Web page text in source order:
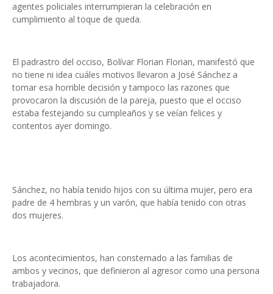
agentes policiales interrumpieran la celebración en
cumplimiento al toque de queda.
El padrastro del occiso, Bolívar Florian Florian, manifestó que
no tiene ni idea cuáles motivos llevaron a José Sánchez a
tomar esa horrible decisión y tampoco las razones que
provocaron la discusión de la pareja, puesto que el occiso
estaba festejando su cumpleaños y se veían felices y
contentos ayer domingo.
Sánchez, no había tenido hijos con su última mujer, pero era
padre de 4 hembras y un varón, que había tenido con otras
dos mujeres.
Los acontecimientos, han consternado a las familias de
ambos y vecinos, que definieron al agresor como una persona
trabajadora.